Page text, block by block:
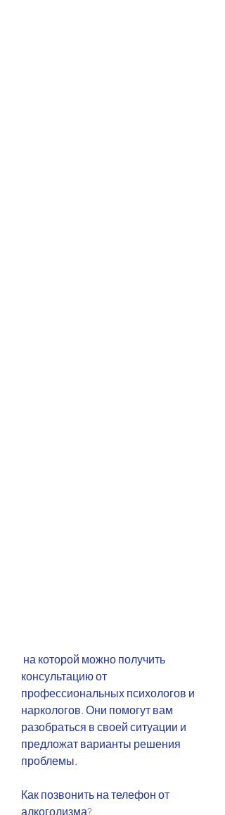
консультацию от
профессиональных психологов и
наркологов. Они помогут вам
разобраться в своей ситуации и
предложат варианты решения
проблемы.
Как позвонить на телефон от
алкоголизма?